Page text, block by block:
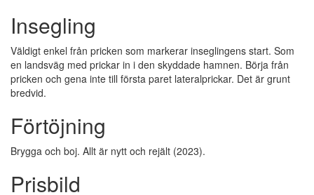
Insegling
Väldigt enkel från pricken som markerar inseglingens start. Som
en landsväg med prickar in i den skyddade hamnen. Börja från
pricken och gena inte till första paret lateralprickar. Det är grunt
bredvid.
Förtöjning
Brygga och boj. Allt är nytt och rejält (2023).
Prisbild